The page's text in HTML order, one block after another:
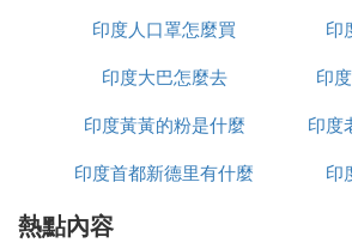
面也是對其人口增長的一大推動。
各國之間聯系的日益密切也使得印
種姓
印度人口罩怎麼買
印
印度大巴怎麼去
印
印度黃黃的粉是什麼
印度
印度首都新德里有什麼
印
熱點內容